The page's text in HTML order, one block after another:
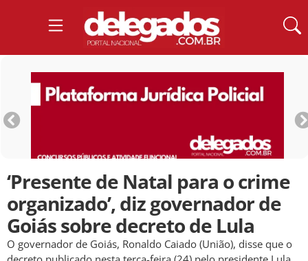
‘Presente de Natal para o crime
organizado’, diz governador de
Goiás sobre decreto de Lula
O governador de Goiás, Ronaldo Caiado (União), disse que o